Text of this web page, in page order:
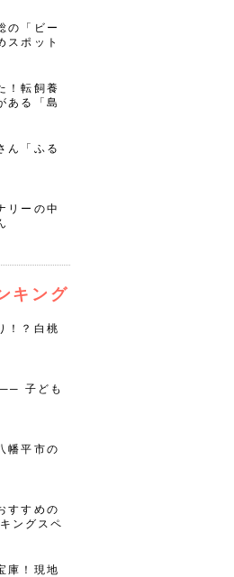
の「ビー
スポット
！転飼養
ある「島
ん「ふる
リーの中
キング
！？白桃
子ども
幡平市の
すすめの
ングスペ
庫！現地